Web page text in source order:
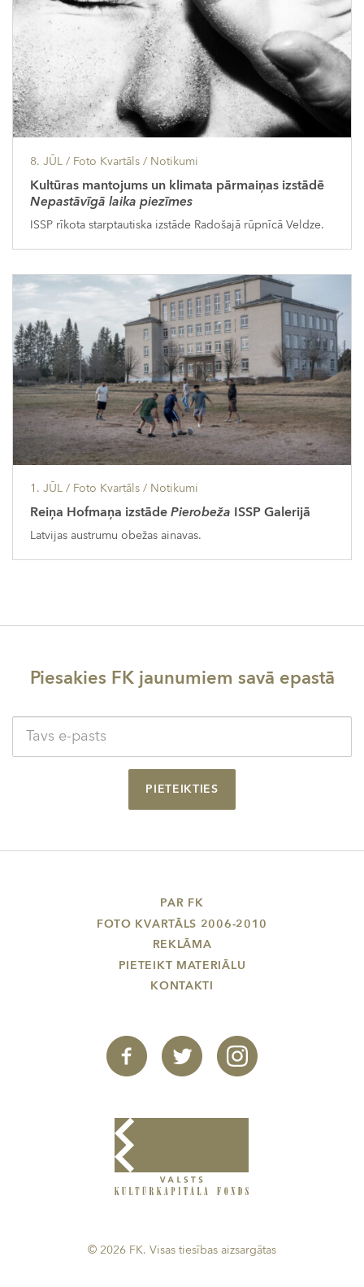
8. JŪL / Foto Kvartāls / Notikumi
Kultūras mantojums un klimata pārmaiņas izstādē
Nepastāvīgā laika piezīmes
ISSP rīkota starptautiska izstāde Radošajā rūpnīcā Veldze.
1. JŪL / Foto Kvartāls / Notikumi
Reiņa Hofmaņa izstādePierobeža ISSP Galerijā
Latvijas austrumu obežas ainavas.
Piesakies FK jaunumiem savā epastā
PIETEIKTIES
PAR FK
FOTO KVARTĀLS 2006-2010
REKLĀMA
PIETEIKT MATERIĀLU
KONTAKTI
© 2026 FK. Visas tiesības aizsargātas